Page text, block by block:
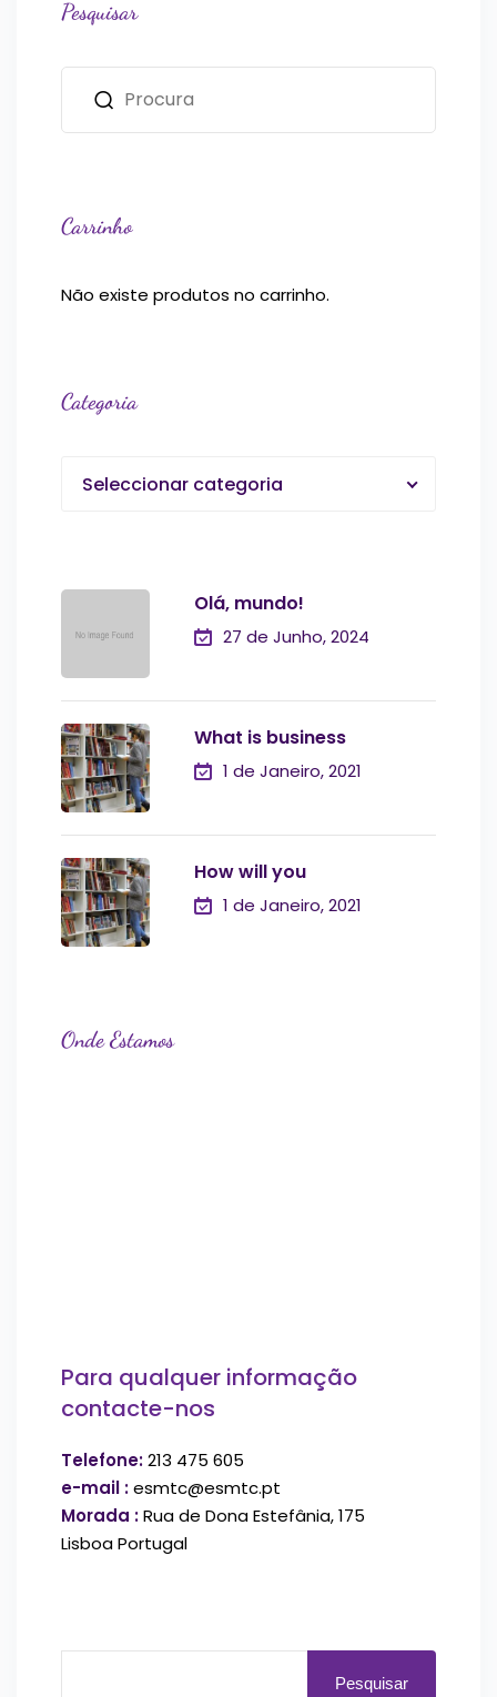
Pesquisar
Carrinho
Não existe produtos no carrinho.
Categoria
Seleccionar categoria
Olá, mundo!
27 de Junho, 2024
What is business
1 de Janeiro, 2021
How will you
1 de Janeiro, 2021
Onde Estamos
Para qualquer informação
contacte-nos
Telefone:213 475 605
e-mail :esmtc@esmtc.pt
Morada :Rua de Dona Estefânia, 175
Lisboa Portugal
Pesquisar